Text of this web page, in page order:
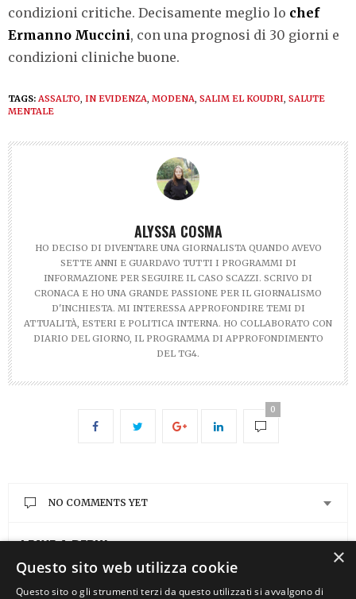
condizioni critiche. Decisamente meglio lo chef
Ermanno Muccini, con una prognosi di 30 giorni e
condizioni cliniche buone.
TAGS: ASSALTO, IN EVIDENZA, MODENA, SALIM EL KOUDRI, SALUTE
MENTALE
ALYSSA COSMA
HO DECISO DI DIVENTARE UNA GIORNALISTA QUANDO AVEVO
SETTE ANNI E GUARDAVO TUTTI I PROGRAMMI DI
INFORMAZIONE PER SEGUIRE IL CASO SCAZZI. SCRIVO DI
CRONACA E HO UNA GRANDE PASSIONE PER IL GIORNALISMO
D'INCHIESTA. MI INTERESSA APPROFONDIRE TEMI DI
ATTUALITÀ, ESTERI E POLITICA INTERNA. HO COLLABORATO CON
DIARIO DEL GIORNO, IL PROGRAMMA DI APPROFONDIMENTO
DEL TG4.
0
NO COMMENTS YET
LEAVE A REPLY
You must be logged into post a comment.
×
Questo sito web utilizza cookie
Questo sito o gli strumenti terzi da questo utilizzati si avvalgono di